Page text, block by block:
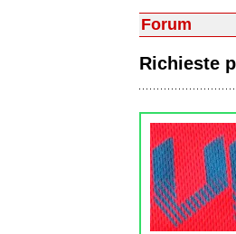
Forum
Richieste